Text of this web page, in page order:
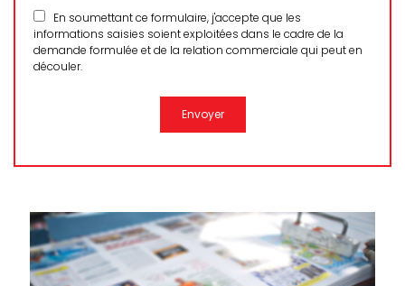
En soumettant ce formulaire, j'accepte que les
informations saisies soient exploitées dans le cadre de la
demande formulée et de la relation commerciale qui peut en
découler.